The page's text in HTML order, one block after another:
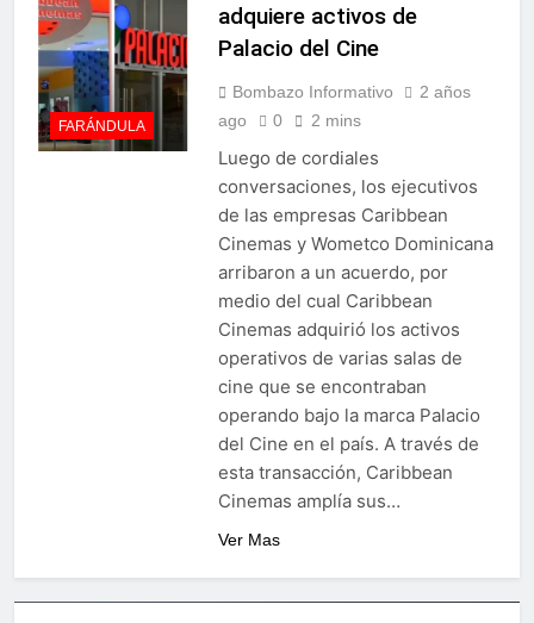
FARÁNDULA
adquiere activos de
Palacio del Cine
Bombazo Informativo
2 años
ago
0 2 mins
Luego de cordiales
conversaciones, los ejecutivos
de las empresas Caribbean
Cinemas y Wometco Dominicana
arribaron a un acuerdo, por
medio del cual Caribbean
Cinemas adquirió los activos
operativos de varias salas de
cine que se encontraban
operando bajo la marca Palacio
del Cine en el país. A través de
esta transacción, Caribbean
Cinemas amplía sus…
Ver Mas